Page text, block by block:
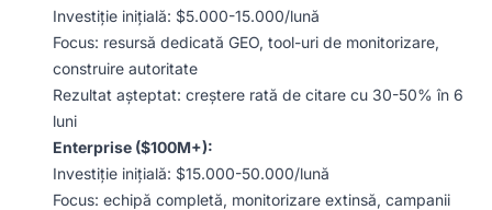
Investiție inițială: $5.000-15.000/lună
Focus: resursă dedicată GEO, tool-uri de monitorizare,
construire autoritate
Rezultat așteptat: creștere rată de citare cu 30-50% în 6
luni
Enterprise ($100M+):
Investiție inițială: $15.000-50.000/lună
Focus: echipă completă, monitorizare extinsă, campanii